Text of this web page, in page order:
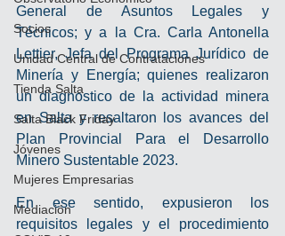
Socios
Unidad Central de Contrataciones
Tienda Salta
Salta Black Friday
Jóvenes
Mujeres Empresarias
Mediación
General de Asuntos Legales y
Técnicos; y a la Cra. Carla Antonella
Lettier, Jefa del Programa Jurídico de
Minería y Energía; quienes realizaron
un diagnostico de la actividad minera
en Salta y resaltaron los avances del
Plan Provincial Para el Desarrollo
Minero Sustentable 2023.
En ese sentido, expusieron los
requisitos legales y el procedimiento